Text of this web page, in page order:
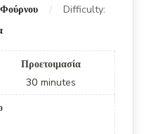
Φούρνου
Difficulty:
Προετοιμασία
30 minutes